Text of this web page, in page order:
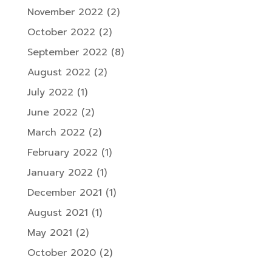
November 2022 (2)
October 2022 (2)
September 2022 (8)
August 2022 (2)
July 2022 (1)
June 2022 (2)
March 2022 (2)
February 2022 (1)
January 2022 (1)
December 2021 (1)
August 2021 (1)
May 2021 (2)
October 2020(2)